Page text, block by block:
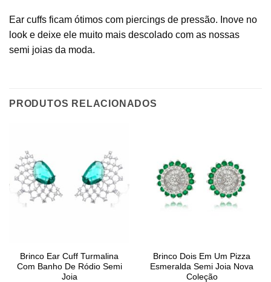
Ear cuffs ficam ótimos com piercings de pressão. Inove no
look e deixe ele muito mais descolado com as nossas
semi joias da moda.
PRODUTOS RELACIONADOS
Brinco Ear Cuff Turmalina
Com Banho De Ródio Semi
Joia
Brinco Dois Em Um Pizza
Esmeralda Semi Joia Nova
Coleção